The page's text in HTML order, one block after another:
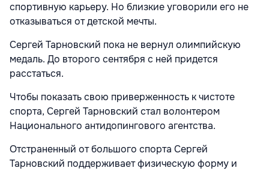
спортивную карьеру. Но близкие уговорили его не
отказываться от детской мечты.
Сергей Тарновский пока не вернул олимпийскую
медаль. До второго сентября с ней придется
расстаться.
Чтобы показать свою приверженность к чистоте
спорта, Сергей Тарновский стал волонтером
Национального антидопингового агентства.
Отстраненный от большого спорта Сергей
Тарновский поддерживает физическую форму и